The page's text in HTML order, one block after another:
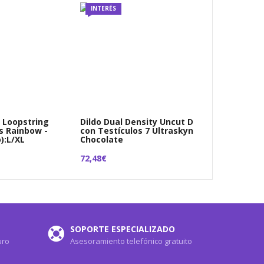
Loopstring
Rainbow -
XL
INTERÉS
Dildo Dual Density Uncut D
con Testículos 7 Ultraskyn
Chocolate
72,48€
SOPORTE ESPECIALIZADO
Asesoramiento telefónico gratuito